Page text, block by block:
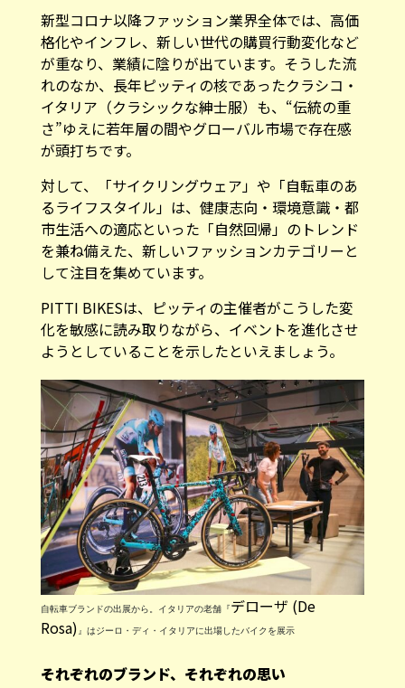
新型コロナ以降ファッション業界全体では、高価
格化やインフレ、新しい世代の購買行動変化など
が重なり、業績に陰りが出ています。そうした流
れのなか、長年ピッティの核であったクラシコ・
イタリア（クラシックな紳士服）も、“伝統の重
さ”ゆえに若年層の間やグローバル市場で存在感
が頭打ちです。
対して、「サイクリングウェア」や「自転車のあ
るライフスタイル」は、健康志向・環境意識・都
市生活への適応といった「自然回帰」のトレンド
を兼ね備えた、新しいファッションカテゴリーと
して注目を集めています。
PITTI BIKESは、ピッティの主催者がこうした変
化を敏感に読み取りながら、イベントを進化させ
ようとしていることを示したといえましょう。
自転車ブランドの出展から。イタリアの老舗『 デローザ (De
Rosa)
』はジーロ・ディ・イタリアに出場したバイクを展示
それぞれのブランド、それぞれの思い